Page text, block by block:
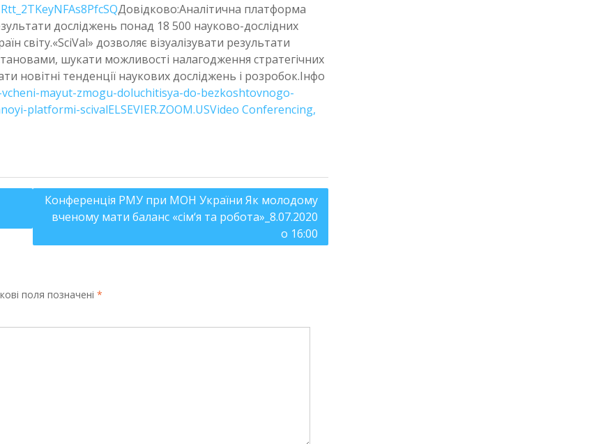
Довідково:Аналітична платформа
досліджень понад 18 500 науково-дослідних
світу.«SciVal» дозволяє візуалізувати результати
шукати можливості налагодження стратегічних
новітні тенденції наукових досліджень і розробок.Інфо
mayut-zmogu-doluchitisya-do-bezkoshtovnogo-
platformi-scivalELSEVIER.ZOOM.USVideo Conferencing,
Конференція РМУ при МОН України Як молодому
вченому мати баланс «сім‘я та робота»_8.07.2020
о 16:00
поля позначені *